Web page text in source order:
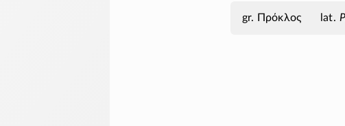
Πρόκλος